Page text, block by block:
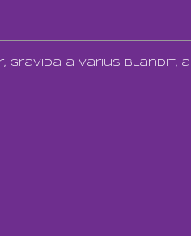
gravida a varius blandit,